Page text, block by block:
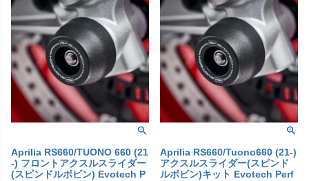
Aprilia RS660/TUONO 660 (21
-) フロントアクスルスライダー
(スピンドルボビン) Evotech P
Aprilia RS660/Tuono660 (21-)
アクスルスライダー(スピンド
ルボビン)キット Evotech Perf